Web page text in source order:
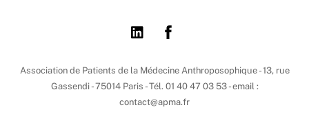
Association de Patients de la Médecine Anthroposophique - 13, rue
Gassendi - 75014 Paris - Tél. 01 40 47 03 53 - email :
contact@apma.fr